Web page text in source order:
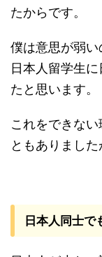
たからです。
僕は意思が弱
日本人留学生
たと思います。
これをできな
ともありました
日本人同士で